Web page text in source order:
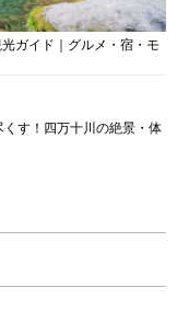
ガイド｜グルメ・宿・モ
くす！四万十川の絶景・体